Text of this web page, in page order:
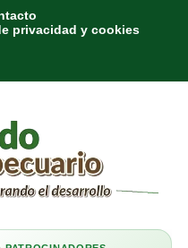
privacidad y cookies